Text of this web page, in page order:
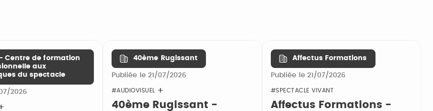
- Centre de formation
aux
du spectacle
2026
40ème Rugissant
Publiée le 21/07/2026
#AUDIOVISUEL
40ème Rugissant -
Affectus Formations
Publiée le 21/07/2026
#SPECTACLE VIVANT
Affectus Formations -